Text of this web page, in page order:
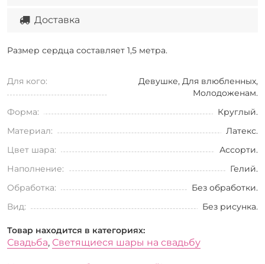
Доставка
Размер сердца составляет 1,5 метра.
Для кого:
Девушке, Для влюбленных,
Молодоженам.
Форма:
Круглый.
Материал:
Латекс.
Цвет шара:
Ассорти.
Наполнение:
Гелий.
Обработка:
Без обработки.
Вид:
Без рисунка.
Товар находится в категориях:
Свадьба, Светящиеся шары на свадьбу